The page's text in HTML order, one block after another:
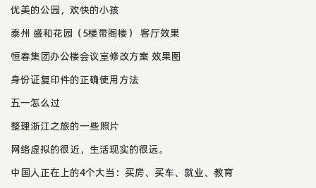
优美的公园，欢快的小孩
泰州 盛和花园（5楼带阁楼） 客厅效果
恒春集团办公楼会议室修改方案 效果图
身份证复印件的正确使用方法
五一怎么过
整理浙江之旅的一些照片
网络虚拟的很近，生活现实的很远。
中国人正在上的4个大当：买房、买车、就业、教育